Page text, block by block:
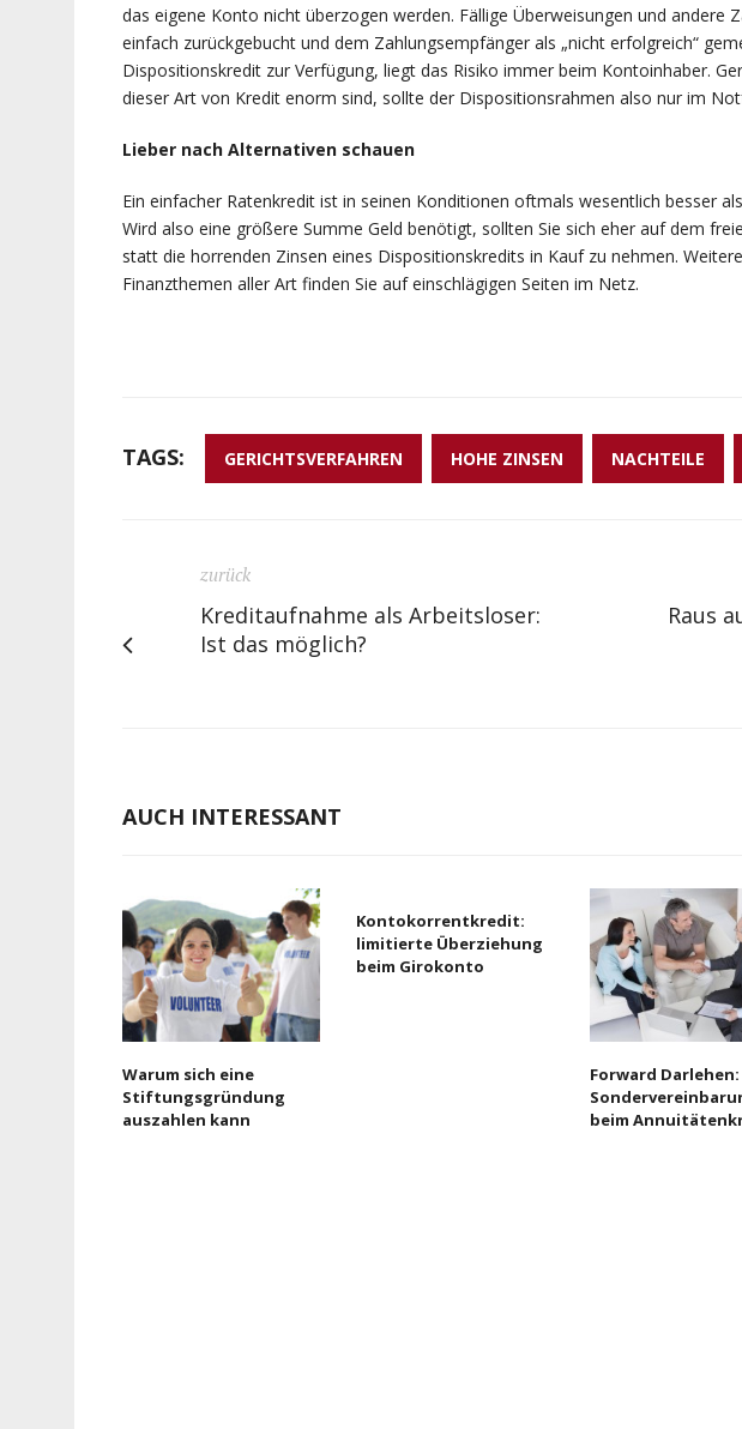
das eigene Konto nicht überzogen werden. Fällige Überweisungen und andere
einfach zurückgebucht und dem Zahlungsempfänger als „nicht erfolgreich“
Dispositionskredit zur Verfügung, liegt das Risiko immer beim Kontoinhaber.
dieser Art von Kredit enorm sind, sollte der Dispositionsrahmen also nur im
Lieber nach Alternativen schauen
Ein einfacher Ratenkredit ist in seinen Konditionen oftmals wesentlich besser
Wird also eine größere Summe Geld benötigt, sollten Sie sich eher auf dem
statt die horrenden Zinsen eines Dispositionskredits in Kauf zu nehmen.
Finanzthemen aller Art finden Sie auf einschlägigen Seiten im Netz.
TAGS: GERICHTSVERFAHREN HOHE ZINSEN NACHTEILE
zurück
Kreditaufnahme als Arbeitsloser:
Ist das möglich?
Raus
AUCH INTERESSANT
Warum sich eine
Stiftungsgründung
auszahlen kann
Kontokorrentkredit:
limitierte Überziehung
beim Girokonto
Forward Darlehen:
beim